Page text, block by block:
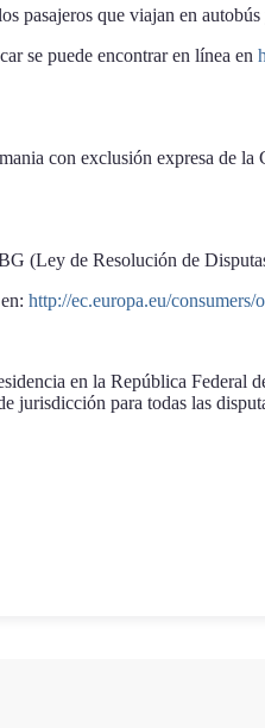
que viajan en autobús
se puede encontrar en línea en
con exclusión expresa de
(Ley de Resolución de
http://ec.europa.eu/consumers/
en la República Federal
jurisdicción para todas las